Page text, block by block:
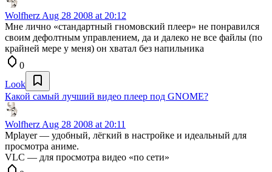
Wolfherz Aug 28 2008 at 20:12
Мне лично «стандартный гномовский плеер» не понравился
своим дефолтным управлением, да и далеко не все файлы (по
крайней мере у меня) он хватал без напильника
0
Look
Какой самый лучший видео плеер под GNOME?
Wolfherz Aug 28 2008 at 20:11
Mplayer — удобный, лёгкий в настройке и идеальный для
просмотра аниме.
VLC — для просмотра видео «по сети»